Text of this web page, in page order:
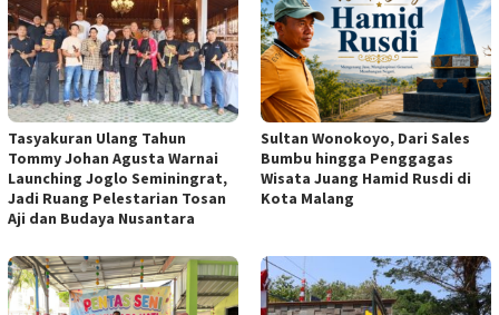
Tasyakuran Ulang Tahun
Tommy Johan Agusta Warnai
Launching Joglo Seminingrat,
Jadi Ruang Pelestarian Tosan
Aji dan Budaya Nusantara
Sultan Wonokoyo, Dari Sales
Bumbu hingga Penggagas
Wisata Juang Hamid Rusdi di
Kota Malang